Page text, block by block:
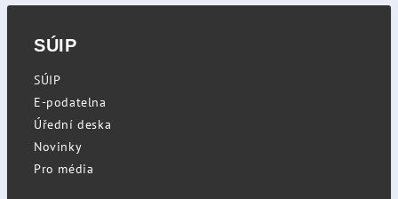
SÚIP
SÚIP
E-podatelna
Úřední deska
Novinky
Pro média